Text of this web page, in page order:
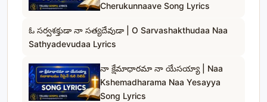
Cherukunnaave Song Lyrics
ఓ సర్వశక్తుడా నా సత్యదేవుడా | O Sarvashakthudaa Naa
Sathyadevudaa Lyrics
నా క్షేమాధారమా నా యేసయ్యా | Naa
Kshemadharama Naa Yesayya
Song Lyrics